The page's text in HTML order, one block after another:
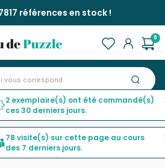
références en stock !
0
>Mont St. Michel, France
2 exemplaire(s) ont été commandé(s)
ces 30 derniers jours.
78 visite(s) sur cette page au cours
des 7 derniers jours.